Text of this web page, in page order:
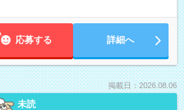
応募する 詳細へ
掲載日：2026.08.06
未読